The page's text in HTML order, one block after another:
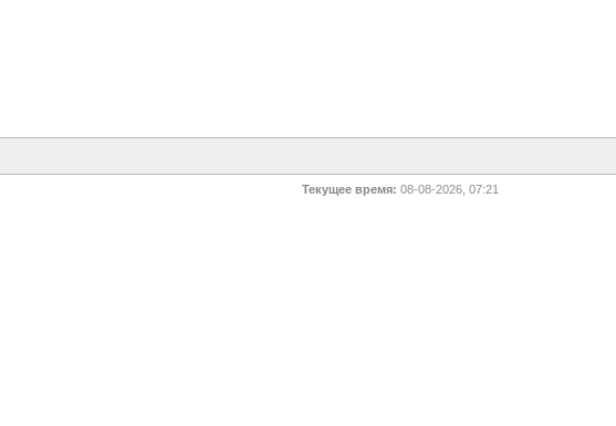
Текущее время: 08-08-2026, 07:21